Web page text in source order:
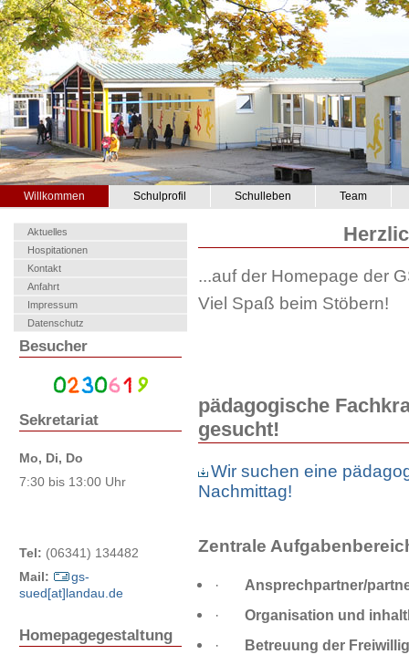
Willkommen Schulprofil Schulleben Team
...auf der Homepage der
Viel Spaß beim Stöbern!
pädagogische
gesucht!
Wir suchen eine
Nachmittag!
Zentrale
· Ansprechpartner/
· Organisation und
· Betreuung der
Aktuelles
Hospitationen
Kontakt
Anfahrt
Impressum
Datenschutz
Besucher
Sekretariat
Mo, Di, Do
7:30 bis 13:00 Uhr
Tel: (06341) 134482
Mail:
gs-
sued[at]landau.de
Homepagegestaltung